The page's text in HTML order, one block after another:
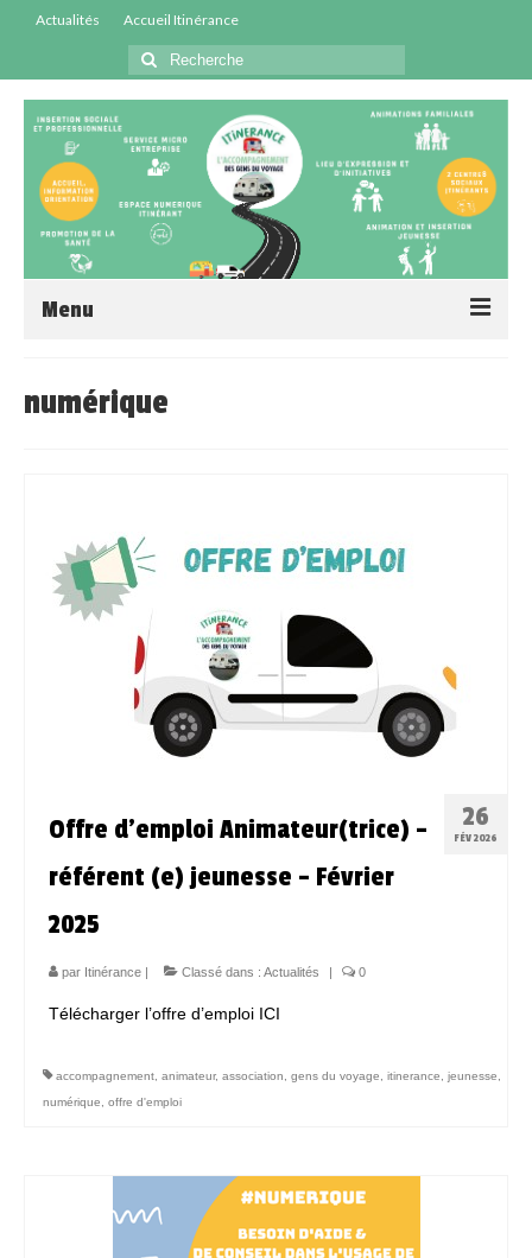
Actualités Accueil Itinérance
Menu
Centres Sociaux
Espace Bénévoles
Scolarisation
LE SOUTIEN SCOLAIRE
Le CNED
Espace ressources à ITINERANCE
Contact
numérique
26
FÉV 2026
Offre d’emploi Animateur(trice) –
référent (e) jeunesse – Février
2025
par Itinérance | Classé dans : Actualités | 0
Télécharger l’offre d’emploi ICI
accompagnement animateur, association gens du voyage itinerance jeunesse
numérique
offre d'emploi